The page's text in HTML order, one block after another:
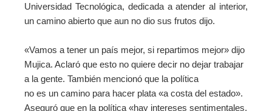
Universidad Tecnológica, dedicada a atender al interior,
un camino abierto que aun no dio sus frutos dijo.
«Vamos a tener un país mejor, si repartimos mejor» dijo
Mujica. Aclaró que esto no quiere decir no dejar trabajar
a la gente. También mencionó que la política
no es un camino para hacer plata «a costa del estado».
Aseguró que en la política «hay intereses sentimentales,